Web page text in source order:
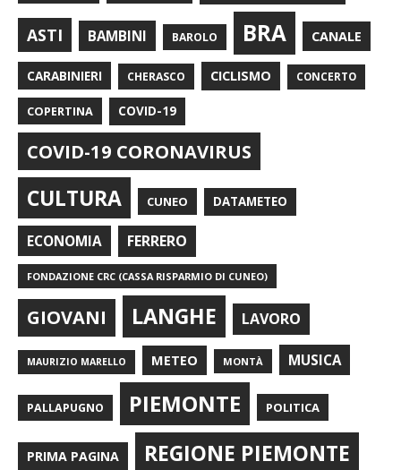
ASTI BAMBINI BAROLO BRA CANALE
CARABINIERI CHERASCO CICLISMO CONCERTO
COPERTINA COVID-19
COVID-19 CORONAVIRUS
CULTURA CUNEO DATAMETEO
ECONOMIA FERRERO
FONDAZIONE CRC (CASSA RISPARMIO DI CUNEO)
GIOVANI LANGHE LAVORO
MAURIZIO MARELLO METEO MONTÀ MUSICA
PALLAPUGNO PIEMONTE POLITICA
PRIMA PAGINA REGIONE PIEMONTE